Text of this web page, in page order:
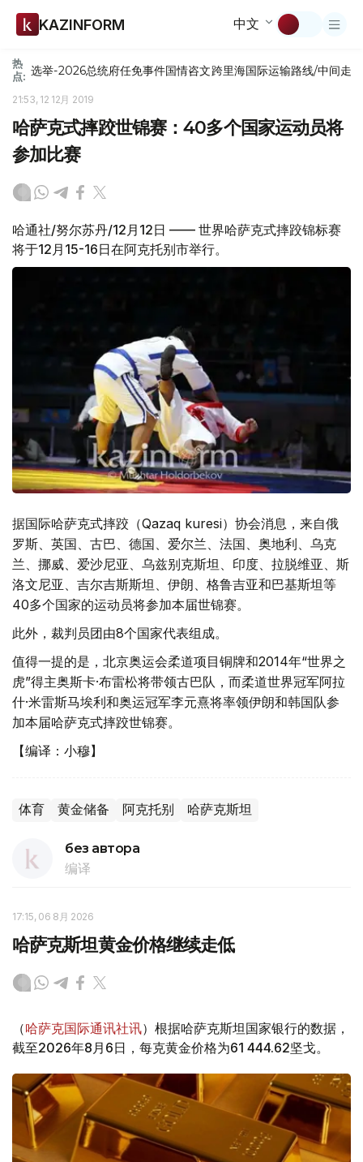
KAZINFORM 中文
热
点: 选举-2026总统府任免事件国情咨文跨里海国际运输路线/中间走廊
21:53, 12 12月 2019
哈萨克式摔跤世锦赛：40多个国家运动员将
参加比赛
哈通社/努尔苏丹/12月12日 —— 世界哈萨克式摔跤锦标赛
将于12月15-16日在阿克托别市举行。
据国际哈萨克式摔跤（Qazaq kuresi）协会消息，来自俄
罗斯、英国、古巴、德国、爱尔兰、法国、奥地利、乌克
兰、挪威、爱沙尼亚、乌兹别克斯坦、印度、拉脱维亚、斯
洛文尼亚、吉尔吉斯斯坦、伊朗、格鲁吉亚和巴基斯坦等
40多个国家的运动员将参加本届世锦赛。
此外，裁判员团由8个国家代表组成。
值得一提的是，北京奥运会柔道项目铜牌和2014年“世界之
虎”得主奥斯卡·布雷松将带领古巴队，而柔道世界冠军阿拉
什·米雷斯马埃利和奥运冠军李元熹将率领伊朗和韩国队参
加本届哈萨克式摔跤世锦赛。
【编译：小穆】
体育 黄金储备 阿克托别 哈萨克斯坦
без автора
编译
17:15, 06 8月 2026
哈萨克斯坦黄金价格继续走低
（哈萨克国际通讯社讯）根据哈萨克斯坦国家银行的数据，
截至2026年8月6日，每克黄金价格为61 444.62坚戈。